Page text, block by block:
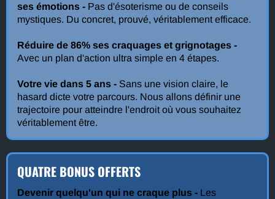
ses émotions - Pas d'ésoterisme ou de conseils
mystiques. Du concret, prouvé, véritablement efficace.
Réduire de 86% ses craquages et grignotages -
Avec un plan d'action ultra simple en 4 étapes.
Votre vie dans 5 ans - Sans une vision claire, le
hasard dicte votre parcours. Nous allons définir une
trajectoire pour atteindre l'endroit où vous souhaitez
véritablement être.
QUATRE BONUS OFFERTS
Devenir quelqu'un qui ne craque plus - Les